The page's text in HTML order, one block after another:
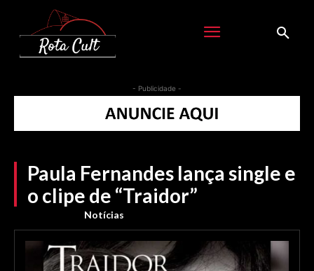
- Publicidade -
Paula Fernandes lança single e
o clipe de “Traidor”
Notícias